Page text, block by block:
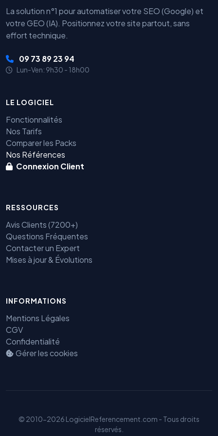
La solution n°1 pour automatiser votre SEO (Google) et
votre GEO (IA). Positionnez votre site partout, sans
effort technique.
09 73 89 23 94
Lun-Ven: 9h30 - 18h00
LE LOGICIEL
Fonctionnalités
Nos Tarifs
Comparer les Packs
Nos Références
Connexion Client
RESSOURCES
Avis Clients (7200+)
Questions Fréquentes
Contacter un Expert
Mises à jour & Évolutions
INFORMATIONS
Mentions Légales
CGV
Confidentialité
Gérer les cookies
© 2010-2026 LogicielReferencement.com - Tous droits
réservés.